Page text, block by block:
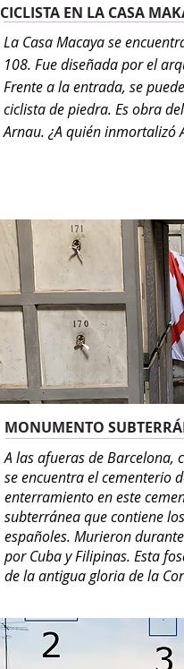
CICLISTA EN LA CASA
La Casa Macaya se
108. Fue diseñada por el
Frente a la entrada, se
ciclista de piedra. Es obra
Arnau. ¿A quién inmortalizó
MONUMENTO
A las afueras de Barcelona,
se encuentra el cementerio
enterramiento en este
subterránea que contiene
españoles. Murieron
por Cuba y Filipinas. Esta
de la antigua gloria de la